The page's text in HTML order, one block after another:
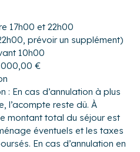
size (180x200) et sa salle
de la pièce à vivre, point
qui constitue un
pour partager un repas face
du plus relaxant.
reliefs des Pyrénées
côté Est.
17h00 et 22h00
prévoir un supplément)
10h00
000,00 €
: En cas d’annulation à plus
l’acompte reste dû. À
montant total du séjour est
éventuels et les taxes
En cas d’annulation en